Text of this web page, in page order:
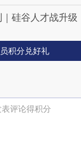
硅谷人才战升级
积分兑好礼
表评论得积分